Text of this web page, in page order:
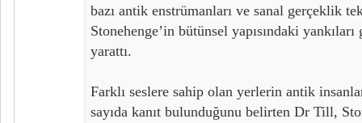
bazı antik enstrümanları ve sanal gerçeklik
Stonehenge’in bütünsel yapısındaki
yarattı.
Farklı seslere sahip olan yerlerin antik
sayıda kanıt bulunduğunu belirten Dr Till,